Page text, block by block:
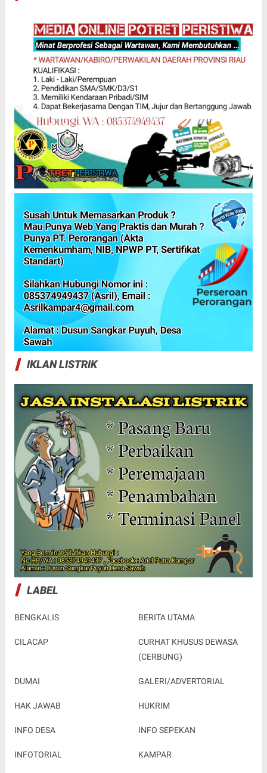
IKLAN LISTRIK
LABEL
BENGKALIS BERITA UTAMA
CILACAP
CURHAT KHUSUS DEWASA
(CERBUNG)
DUMAI GALERI/ADVERTORIAL
HAK JAWAB HUKRIM
INFO DESA INFO SEPEKAN
INFOTORIAL KAMPAR